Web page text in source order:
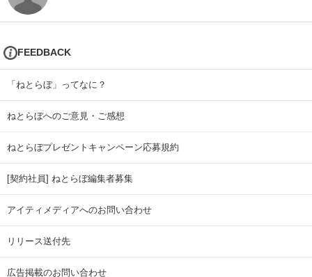
FEEDBACK
「ねとらぼ」ってなに？
ねとらぼへのご意見・ご感想
ねとらぼプレゼントキャンペーン応募規約
[契約社員] ねとらぼ編集者募集
アイティメディアへのお問い合わせ
リリース送付先
広告掲載のお問い合わせ